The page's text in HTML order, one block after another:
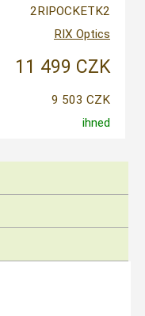
2RIPOCKETK2
RIX Optics
11 499 CZK
9 503 CZK
ihned